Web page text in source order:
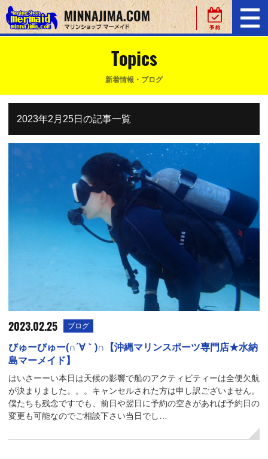
Topics
新着情報・ブログ
2023年2月25日の記事一覧
2023.02.25 ブログ
びゅーびゅー(∩´∀｀)∩【沖縄マリンスポーツ専門店★水納
島マーメイド】
はいさーーい本日は天候の影響で船のアクティビティーは全便欠航
が決まりました。。。キャンセルされた方は申し訳ございません。
僕たちも残念ですでも、前日や翌日に予約の空きがあれば予約日の
変更も可能なのでご相談下さい当日でし…